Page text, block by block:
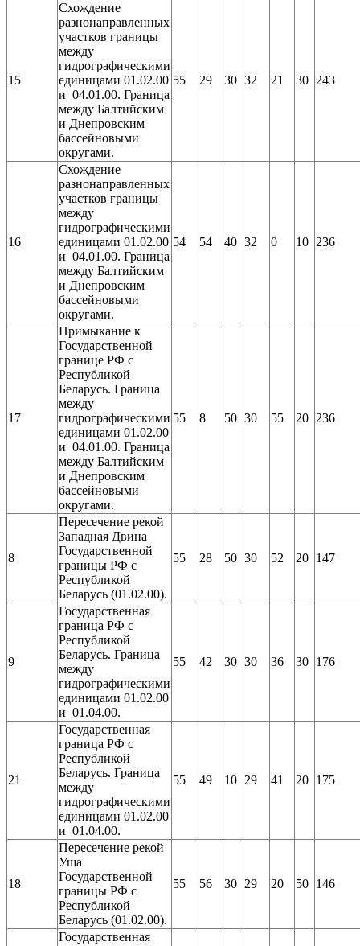
15
Схождение
разнонаправленных
участков границы
между
гидрографическими
единицами 01.02.00
и 04.01.00. Граница
между Балтийским
и Днепровским
бассейновыми
округами.
55 29 30 32 21 30 243
16
Схождение
разнонаправленных
участков границы
между
гидрографическими
единицами 01.02.00
и 04.01.00. Граница
между Балтийским
и Днепровским
бассейновыми
округами.
54 54 40 32 0 10 236
17
Примыкание к
Государственной
границе РФ с
Республикой
Беларусь. Граница
между
гидрографическими
единицами 01.02.00
и 04.01.00. Граница
между Балтийским
и Днепровским
бассейновыми
округами.
55 8 50 30 55 20 236
8
Пересечение рекой
Западная Двина
Государственной
границы РФ с
Республикой
Беларусь (01.02.00).
55 28 50 30 52 20 147
9
Государственная
граница РФ с
Республикой
Беларусь. Граница
между
гидрографическими
единицами 01.02.00
и 01.04.00.
55 42 30 30 36 30 176
21
Государственная
граница РФ с
Республикой
Беларусь. Граница
между
гидрографическими
единицами 01.02.00
и 01.04.00.
55 49 10 29 41 20 175
18
Пересечение рекой
Уща
Государственной
границы РФ с
Республикой
Беларусь (01.02.00).
55 56 30 29 20 50 146
Государственная